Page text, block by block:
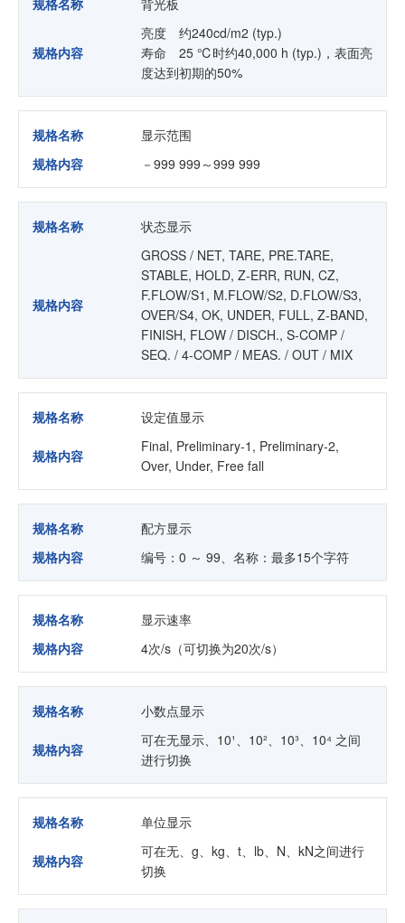
规格名称 背光板
规格内容
亮度 约240cd/m2 (typ.)
寿命 25 ℃时约40,000 h (typ.)，表面亮
度达到初期的50%
规格名称
显示范围
规格内容
－999 999～999 999
规格名称 状态显示
规格内容
GROSS / NET, TARE, PRE.TARE,
STABLE, HOLD, Z-ERR, RUN, CZ,
F.FLOW/S1, M.FLOW/S2, D.FLOW/S3,
OVER/S4, OK, UNDER, FULL, Z-BAND,
FINISH, FLOW / DISCH., S-COMP /
SEQ. / 4-COMP / MEAS. / OUT / MIX
规格名称 设定值显示
规格内容
Final, Preliminary-1, Preliminary-2,
Over, Under, Free fall
规格名称
配方显示
规格内容
编号：0 ～ 99、名称：最多15个字符
规格名称
显示速率
规格内容
4次/s（可切换为20次/s）
规格名称 小数点显示
规格内容
可在无显示、10¹、10²、10³、10⁴ 之间
进行切换
规格名称 单位显示
规格内容
可在无、g、kg、t、lb、N、kN之间进行
切换